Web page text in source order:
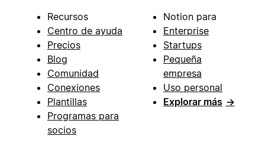
Recursos
Centro de ayuda
Precios
Blog
Comunidad
Conexiones
Plantillas
Programas para
socios
Notion para
Enterprise
Startups
Pequeña
empresa
Uso personal
Explorar más →